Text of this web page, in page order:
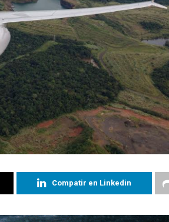
Compatir en Linkedin